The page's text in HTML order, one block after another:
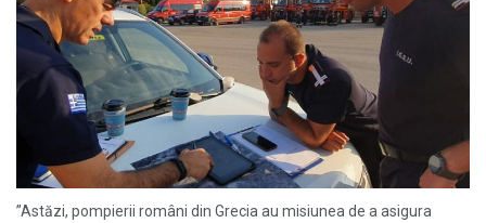
”Astăzi, pompierii români din Grecia au misiunea de a asigura